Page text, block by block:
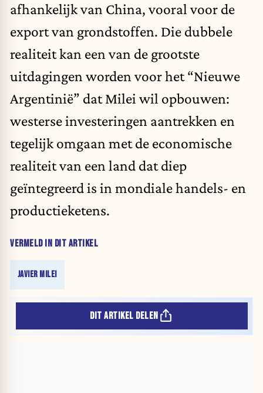
afhankelijk van China, vooral voor de
export van grondstoffen. Die dubbele
realiteit kan een van de grootste
uitdagingen worden voor het “Nieuwe
Argentinië” dat Milei wil opbouwen:
westerse investeringen aantrekken en
tegelijk omgaan met de economische
realiteit van een land dat diep
geïntegreerd is in mondiale handels- en
productieketens.
VERMELD IN DIT ARTIKEL
JAVIER MILEI
DIT ARTIKEL DELEN